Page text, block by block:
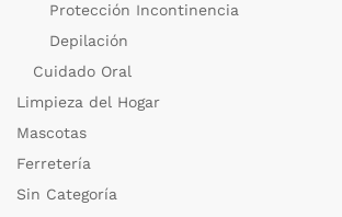
Protección Incontinencia
Depilación
Cuidado Oral
Limpieza del Hogar
Mascotas
Ferretería
Sin Categoría